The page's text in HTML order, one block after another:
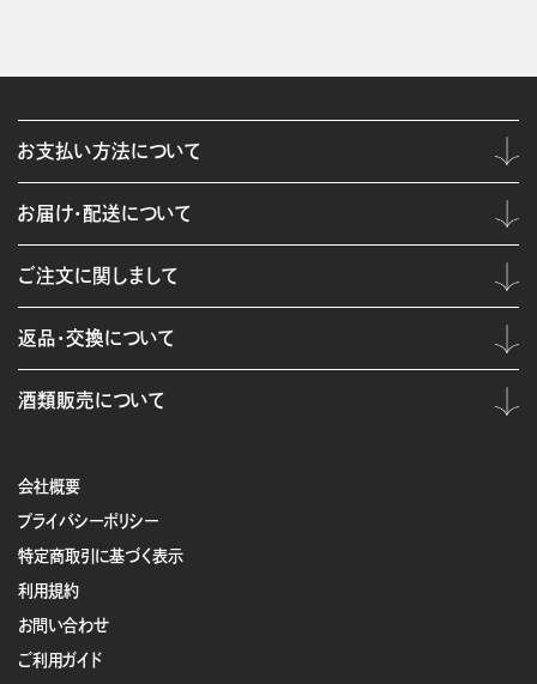
会社概要
プライバシーポリシー
特定商取引に基づく表示
利用規約
お問い合わせ
ご利用ガイド
お支払い方法について
お届け・配送について
ご注文に関しまして
返品・交換について
酒類販売について